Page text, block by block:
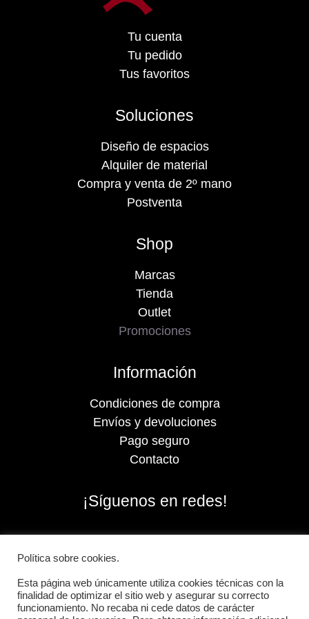
Tu cuenta
Tu pedido
Tus favoritos
Soluciones
Diseño de espacios
Alquiler de material
Compra y venta de 2º mano
Postventa
Shop
Marcas
Tienda
Outlet
Promociones
Información
Condiciones de compra
Envíos y devoluciones
Pago seguro
Contacto
¡Síguenos en redes!
Política sobre cookies.
Esta página web únicamente utiliza cookies técnicas con la
finalidad de optimizar el sitio web y asegurar su correcto
funcionamiento. No recaba ni cede datos de carácter